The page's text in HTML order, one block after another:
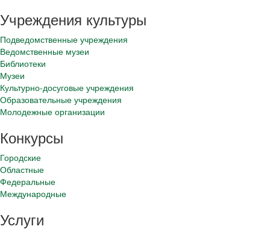
Учреждения культуры
Подведомственные учреждения
Ведомственные музеи
Библиотеки
Музеи
Культурно-досуговые учреждения
Образовательные учреждения
Молодежные организации
Конкурсы
Городские
Областные
Федеральные
Международные
Услуги